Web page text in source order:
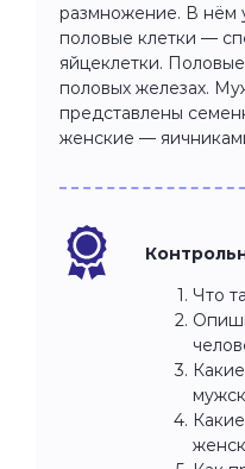
размножение. В нём
половые клетки —
яйцеклетки.
половых железах.
представлены
женские —
Что